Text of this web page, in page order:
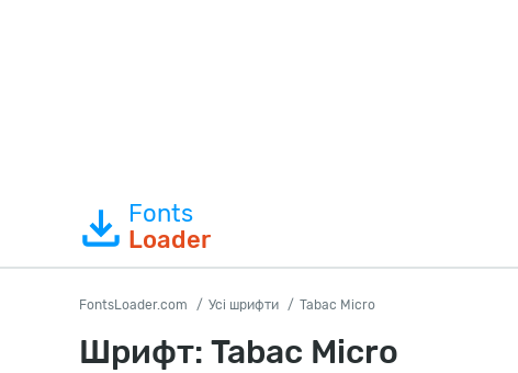
Fonts
Loader
FontsLoader.com Усі шрифти Tabac Micro
Шрифт: Tabac Micro